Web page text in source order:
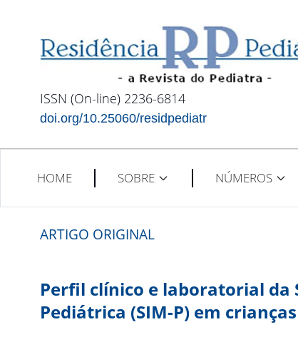
ISSN (On-line) 2236-6814
doi.org/10.25060/residpediatr
HOME SOBRE NÚMEROS
ARTIGO ORIGINAL
Perfil clínico e laboratorial
Pediátrica (SIM-P) em